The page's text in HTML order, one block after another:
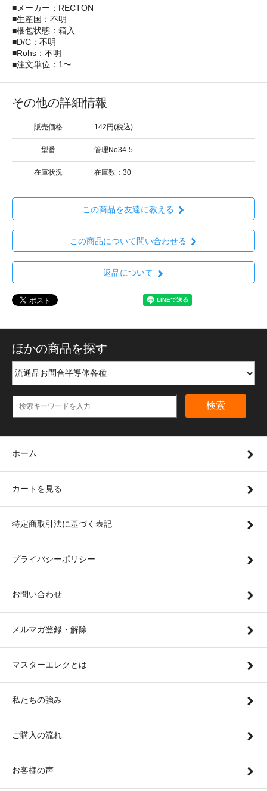
■メーカー：RECTON
■生産国：不明
■梱包状態：箱入
■D/C：不明
■Rohs：不明
■注文単位：1〜
その他の詳細情報
販売価格 142円(税込)
型番 管理No34-5
在庫状況 在庫数：30
この商品を友達に教える
この商品について問い合わせる
返品について
ほかの商品を探す
検索
ホーム
カートを見る
特定商取引法に基づく表記
プライバシーポリシー
お問い合わせ
メルマガ登録・解除
マスターエレクとは
私たちの強み
ご購入の流れ
お客様の声